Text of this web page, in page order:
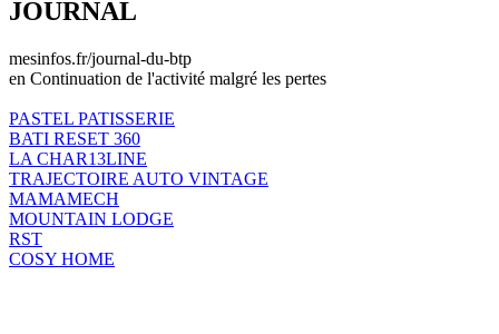
JOURNAL
mesinfos.fr/journal-du-btp
en Continuation de l'activité malgré les pertes
PASTEL PATISSERIE
BATI RESET 360
LA CHAR13LINE
TRAJECTOIRE AUTO VINTAGE
MAMAMECH
MOUNTAIN LODGE
RST
COSY HOME